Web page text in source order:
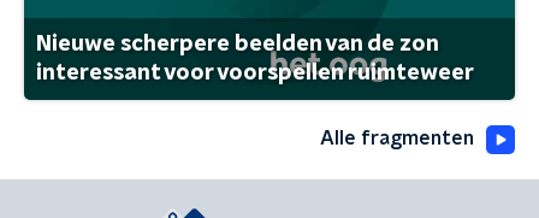
Nieuwe scherpere beelden van de zon
interessant voor voorspellen ruimteweer
Alle fragmenten